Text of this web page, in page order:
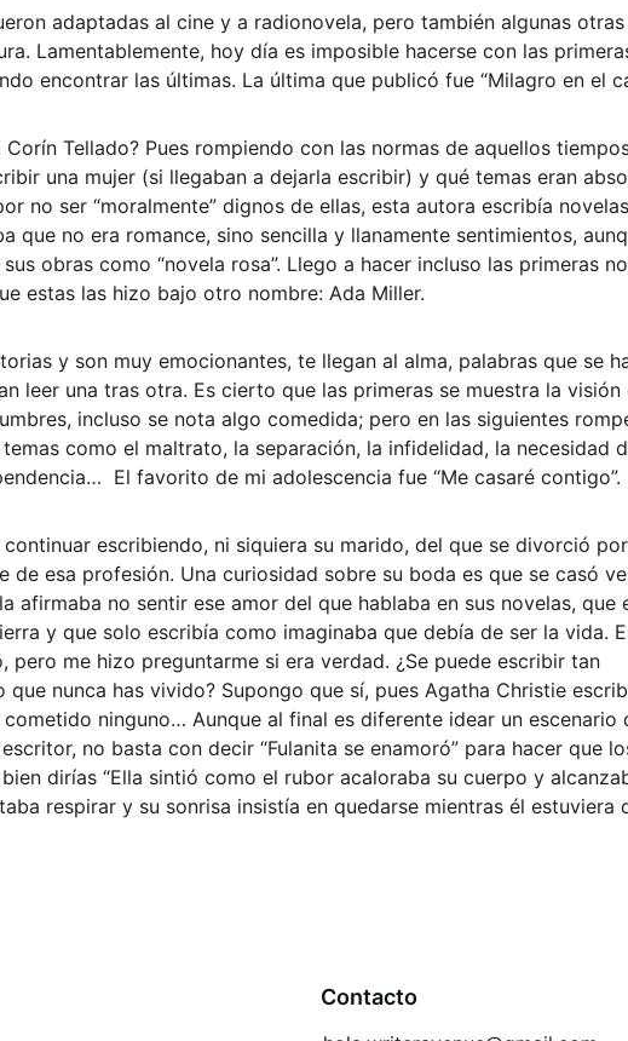
adaptadas al cine y a radionovela, pero también algunas
Lamentablemente, hoy día es imposible hacerse con las
encontrar las últimas. La última que publicó fue “Milagro en el
Corín Tellado? Pues rompiendo con las normas de aquellos
una mujer (si llegaban a dejarla escribir) y qué temas eran
no ser “moralmente” dignos de ellas, esta autora escribía
que no era romance, sino sencilla y llanamente sentimientos,
obras como “novela rosa”. Llego a hacer incluso las primeras
estas las hizo bajo otro nombre: Ada Miller.
y son muy emocionantes, te llegan al alma, palabras que se
leer una tras otra. Es cierto que las primeras se muestra la visión
incluso se nota algo comedida; pero en las siguientes
como el maltrato, la separación, la infidelidad, la necesidad
El favorito de mi adolescencia fue “Me casaré contigo”.
escribiendo, ni siquiera su marido, del que se divorció
de esa profesión. Una curiosidad sobre su boda es que se casó
afirmaba no sentir ese amor del que hablaba en sus novelas, que
y que solo escribía como imaginaba que debía de ser la vida.
pero me hizo preguntarme si era verdad. ¿Se puede escribir tan
que nunca has vivido? Supongo que sí, pues Agatha Christie
ninguno… Aunque al final es diferente idear un escenario
no basta con decir “Fulanita se enamoró” para hacer que
dirías “Ella sintió como el rubor acaloraba su cuerpo y
respirar y su sonrisa insistía en quedarse mientras él estuviera
Contacto